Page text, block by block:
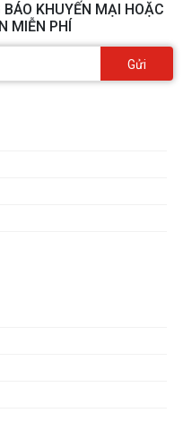
KHUYẾN MẠI HOẶC
MIỄN PHÍ
Gửi